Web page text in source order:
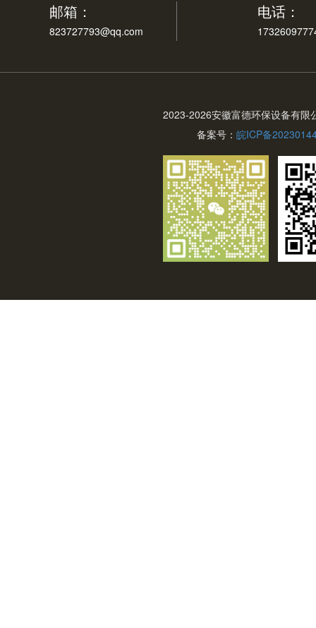
邮箱：
823727793@qq.com
电话：
2023-2026安徽富德环保设备有限
备案号： 皖ICP备